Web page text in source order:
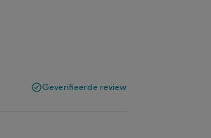
Geverifieerde review